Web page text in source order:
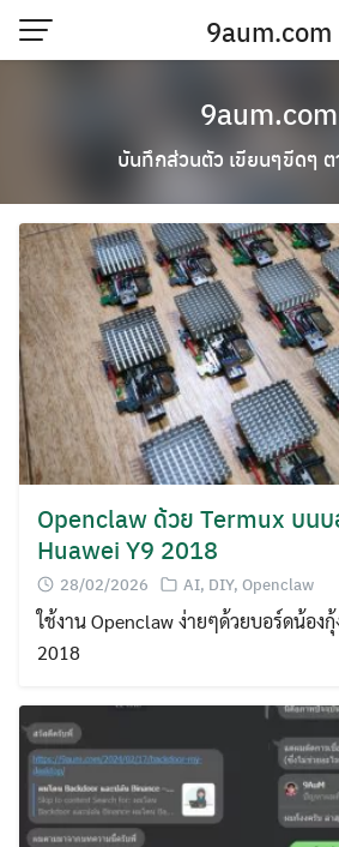
Skip
9aum.com
9aum.com
บันทึกส่วนตัว เขียนๆขีดๆ
Openclaw ด้วย Termux บน
Huawei Y9 2018
28/02/2026 AI, DIY, Openclaw
ใช้งาน Openclaw ง่ายๆด้วยบอร์ดน้อง
2018